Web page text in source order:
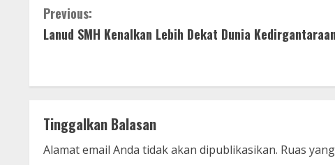
C
o
i
Previous:
Lanud SMH Kenalkan Lebih Dekat Dunia Kedirgantaraan
Tinggalkan Balasan
Alamat email Anda tidak akan dipublikasikan. Ruas